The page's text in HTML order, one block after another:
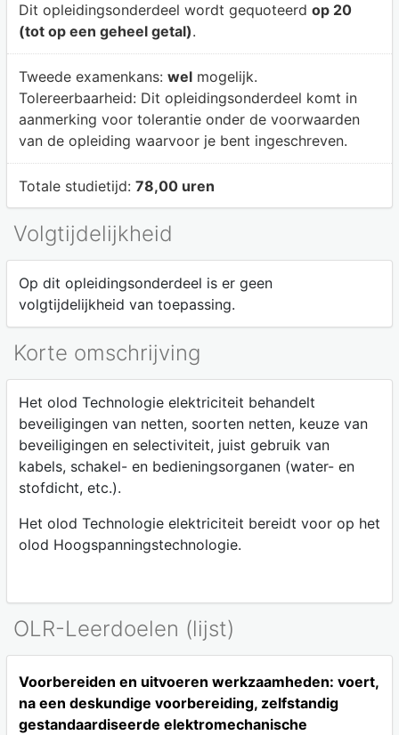
Dit opleidingsonderdeel wordt gequoteerd op 20
(tot op een geheel getal).
Tweede examenkans: welmogelijk.
Tolereerbaarheid: Dit opleidingsonderdeel komt in
aanmerking voor tolerantie onder de voorwaarden
van de opleiding waarvoor je bent ingeschreven.
Totale studietijd: 78,00 uren
Volgtijdelijkheid
Op dit opleidingsonderdeel is er geen
volgtijdelijkheid van toepassing.
Korte omschrijving
Het olod Technologie elektriciteit behandelt
beveiligingen van netten, soorten netten, keuze van
beveiligingen en selectiviteit, juist gebruik van
kabels, schakel- en bedieningsorganen (water- en
stofdicht, etc.).
Het olod Technologie elektriciteit bereidt voor op het
olod Hoogspanningstechnologie.
OLR-Leerdoelen (lijst)
Voorbereiden en uitvoeren werkzaamheden: voert,
na een deskundige voorbereiding, zelfstandig
gestandaardiseerde elektromechanische